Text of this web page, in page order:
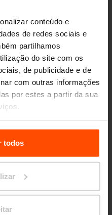
conteúdo e
de redes sociais e
partilhamos
do site com os
de publicidade e de
com outras informações
por estes a partir da sua
visitePrinciples
Data.
todos